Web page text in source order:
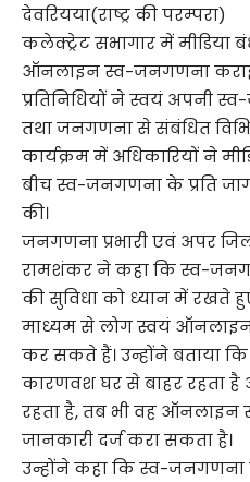
देवरियया(राष्ट्र की परम्परा)
कलेक्ट्रेट सभागार में मीडिया
ऑनलाइन स्व-जनगणना कराई
प्रतिनिधियों ने स्वयं अपनी
तथा जनगणना से संबंधित
कार्यक्रम में अधिकारियों ने
बीच स्व-जनगणना के प्रति
की।
जनगणना प्रभारी एवं अपर
रामशंकर ने कहा कि स्व-
की सुविधा को ध्यान में रखते
माध्यम से लोग स्वयं
कर सकते हैं। उन्होंने बताया कि
कारणवश घर से बाहर रहता है
रहता है, तब भी वह
जानकारी दर्ज करा सकता है।
उन्होंने कहा कि स्व-जनगणना